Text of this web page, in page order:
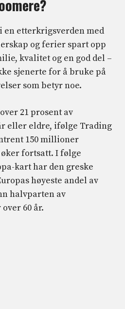
en etterkrigsverden med
og ferier spart opp
kvalitet og en god del –
sjenerte for å bruke på
som betyr noe.
21 prosent av
eller eldre, ifølge Trading
150 millioner
fortsatt. I følge
kart har den greske
høyeste andel av
halvparten av
60 år.